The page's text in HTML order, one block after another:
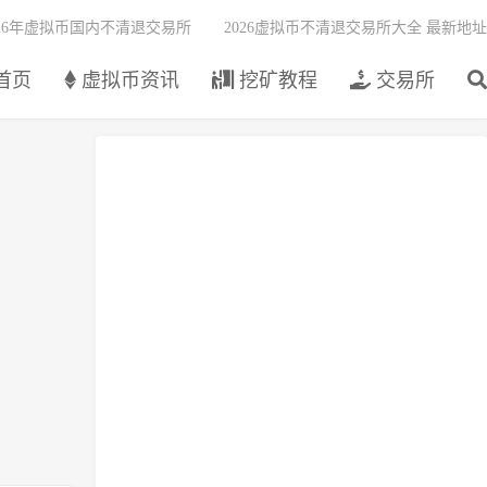
页 虚拟币资讯 挖矿教程 交易所
年虚拟币国内不清退交易所 2026虚拟币不清退交易所大全 最新地址